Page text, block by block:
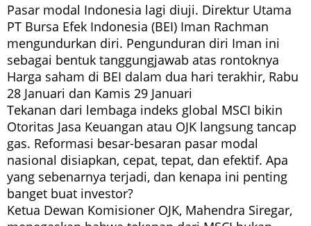
Pasar modal Indonesia lagi diuji. Direktur Utama
PT Bursa Efek Indonesia (BEI) Iman Rachman
mengundurkan diri. Pengunduran diri Iman ini
sebagai bentuk tanggungjawab atas rontoknya
Harga saham di BEI dalam dua hari terakhir, Rabu
28 Januari dan Kamis 29 Januari
Tekanan dari lembaga indeks global MSCI bikin
Otoritas Jasa Keuangan atau OJK langsung tancap
gas. Reformasi besar-besaran pasar modal
nasional disiapkan, cepat, tepat, dan efektif. Apa
yang sebenarnya terjadi, dan kenapa ini penting
banget buat investor?
Ketua Dewan Komisioner OJK, Mahendra Siregar,